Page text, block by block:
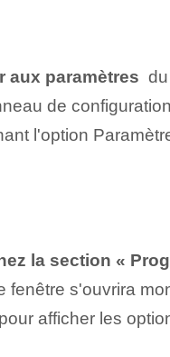
aux paramètres
de
l'option
la section «
s'ouvrira
afficher les⁣